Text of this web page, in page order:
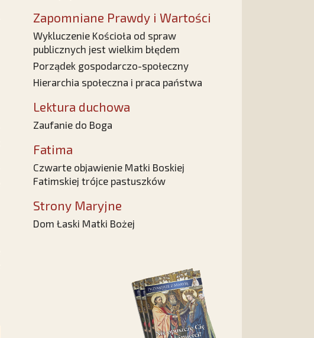
Zapomniane Prawdy i Wartości
Wykluczenie Kościoła od spraw
publicznych jest wielkim błędem
Porządek gospodarczo-społeczny
Hierarchia społeczna i praca państwa
Lektura duchowa
Zaufanie do Boga
Fatima
Czwarte objawienie Matki Boskiej
Fatimskiej trójce pastuszków
Strony Maryjne
Dom Łaski Matki Bożej